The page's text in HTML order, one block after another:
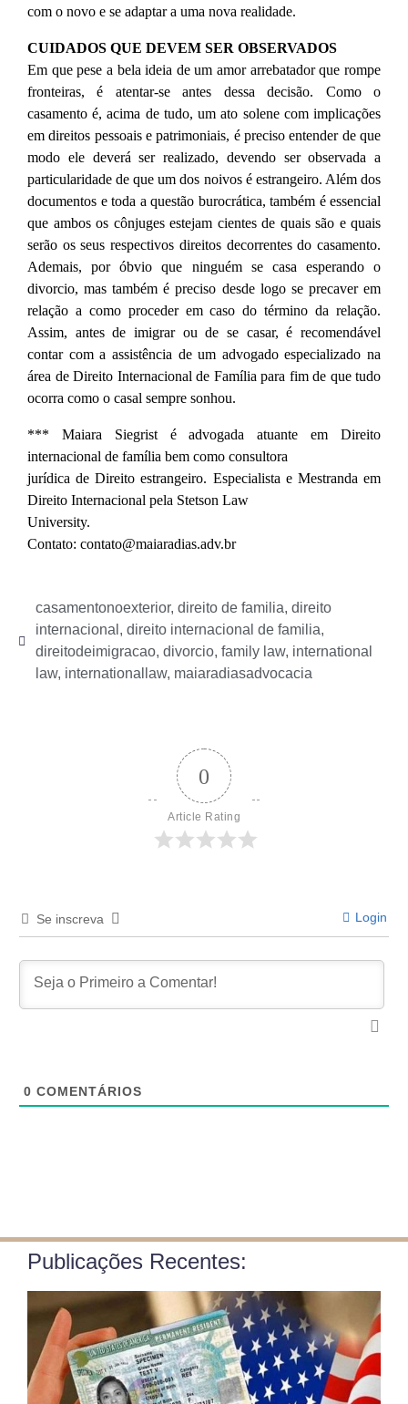
com o novo e se adaptar a uma nova realidade.
CUIDADOS QUE DEVEM SER OBSERVADOS
Em que pese a bela ideia de um amor arrebatador que rompe
fronteiras, é atentar-se antes dessa decisão. Como o
casamento é, acima de tudo, um ato solene com implicações
em direitos pessoais e patrimoniais, é preciso entender de que
modo ele deverá ser realizado, devendo ser observada a
particularidade de que um dos noivos é estrangeiro. Além dos
documentos e toda a questão burocrática, também é essencial
que ambos os cônjuges estejam cientes de quais são e quais
serão os seus respectivos direitos decorrentes do casamento.
Ademais, por óbvio que ninguém se casa esperando o
divorcio, mas também é preciso desde logo se precaver em
relação a como proceder em caso do término da relação.
Assim, antes de imigrar ou de se casar, é recomendável
contar com a assistência de um advogado especializado na
área de Direito Internacional de Família para fim de que tudo
ocorra como o casal sempre sonhou.
*** Maiara Siegrist é advogada atuante em Direito
internacional de família bem como consultora
jurídica de Direito estrangeiro. Especialista e Mestranda em
Direito Internacional pela Stetson Law
University.
Contato: contato@maiaradias.adv.br
casamentonoexterior, direito de familia, direito
internacional , direito internacional de familia,
direitodeimigracao, divorcio, family law, international
law, internationallaw, maiaradiasadvocacia
0
Article Rating
Se inscreva Login
0 COMENTÁRIOS
Publicações Recentes: